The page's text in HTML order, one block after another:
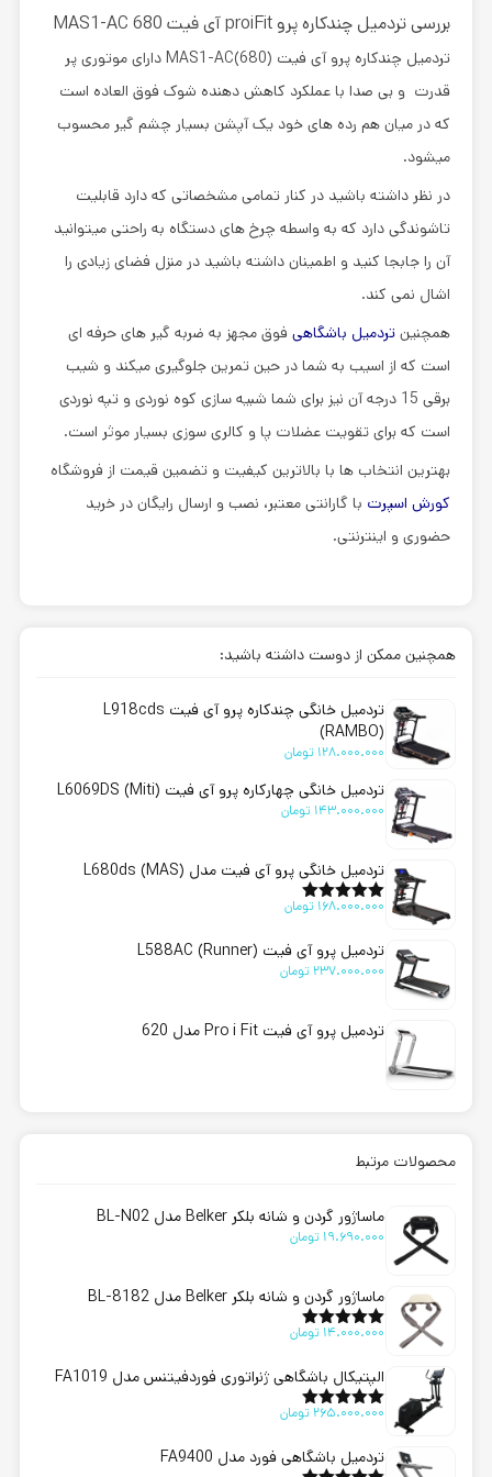
بررسیتردمیل چندکاره پرو proiFit آی فیت MAS1-AC 680
تردمیل چندکاره پرو آی فیت (MAS1-AC(680 دارای موتوری پر
قدرت و بی صدا با عملکرد کاهش دهنده شوک فوق العاده است
که در میان هم رده های خود یک آپشن بسیار چشم گیر محسوب
میشود.
در نظر داشته باشید در کنار تمامی مشخصاتی که دارد قابلیت
تاشوندگی دارد که به واسطه چرخ های دستگاه به راحتی میتوانید
آن را جابجا کنید و اطمینان داشته باشید در منزل فضای زیادی را
اشال نمی کند.
همچنین تردمیل باشگاهیفوق مجهز به ضربه گیر های حرفه ای
است که از اسیب به شما در حین تمرین جلوگیری میکند و شیب
برقی 15 درجه آن نیز برای شما شبیه سازی کوه نوردی و تپه نوردی
است که برای تقویت عضلات پا و کالری سوزی بسیار موثر است.
بهترین انتخاب ها با بالاترین کیفیت و تضمین قیمت از فروشگاه
کورش اسپرت با گارانتی معتبر، نصب و ارسال رایگان در خرید
حضوری و اینترنتی.
همچنین ممکن از دوست داشته باشید:
تردمیل خانگی چندکاره پرو آی فیت L918cds
(RAMBO)
128.000.000 تومان
تردمیل خانگی چهارکاره پرو آی فیت L6069DS (Miti)
143.000.000 تومان
تردمیل خانگی پرو آی فیت مدل L680ds (MAS)
امتیاز5.00
168.000.000 تومان
تردمیل پرو آی فیت L588AC (Runner)
237.000.000 تومان
تردمیل پرو آی فیت Pro i Fit مدل 620
محصولات مرتبط
ماساژور گردن و شانه بلکر Belker مدل BL-N02
19.690.000 تومان
ماساژور گردن و شانه بلکر Belker مدل BL-8182
امتیاز5.00
14.000.000 تومان
الپتیکال باشگاهی ژنراتوری فوردفیتنس مدل FA1019
امتیاز5.00
265.000.000 تومان
تردمیل باشگاهی فورد مدل FA9400